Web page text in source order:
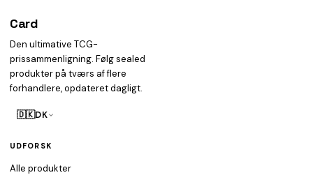
Card
Den ultimative TCG-
prissammenligning. Følg sealed
produkter på tværs af flere
forhandlere, opdateret dagligt.
🇩🇰DK
UDFORSK
Alle produkter